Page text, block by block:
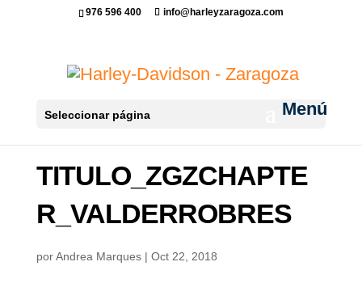
976 596 400 info@harleyzaragoza.com
Seleccionar página
TITULO_ZGZCHAPTE
R_VALDERROBRES
porAndrea Marques| Oct 22, 2018